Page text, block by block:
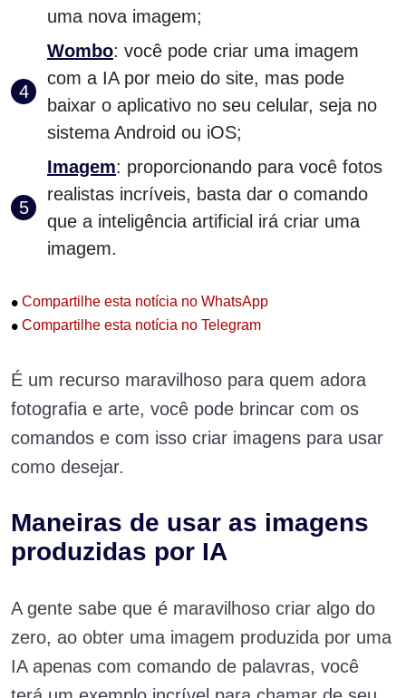
uma nova imagem;
Wombo: você pode criar uma imagem
com a IA por meio do site, mas pode
baixar o aplicativo no seu celular, seja no
sistema Android ou iOS;
Imagem: proporcionando para você fotos
realistas incríveis, basta dar o comando
que a inteligência artificial irá criar uma
imagem.
• Compartilhe esta notícia no WhatsApp
• Compartilhe esta notícia no Telegram
É um recurso maravilhoso para quem adora
fotografia e arte, você pode brincar com os
comandos e com isso criar imagens para usar
como desejar.
Maneiras de usar as imagens
produzidas por IA
A gente sabe que é maravilhoso criar algo do
zero, ao obter uma imagem produzida por uma
IA apenas com comando de palavras, você